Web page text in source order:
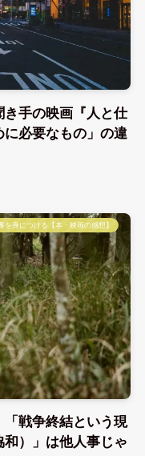
き手の映画『人と仕
必要なもの」の違
を身につける【本・映画の感想】
「戦争終結という現
）」は他人事じゃ